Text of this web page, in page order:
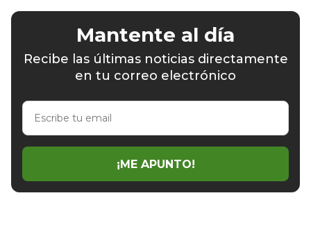
Mantente al día
Recibe las últimas noticias directamente
en tu correo electrónico
Escribe
email
¡ME APUNTO!